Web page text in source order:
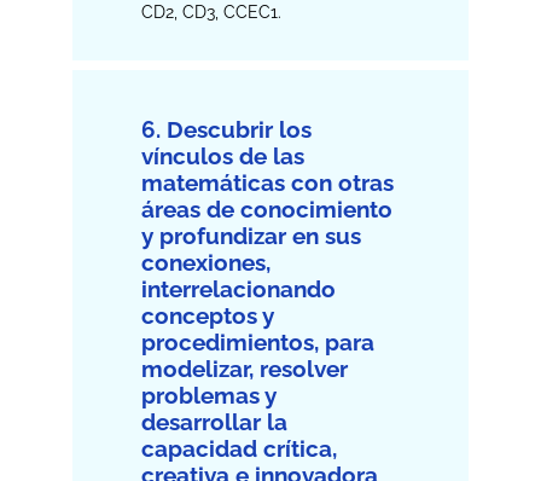
CD2, CD3, CCEC1.
6. Descubrir los
vínculos de las
matemáticas con otras
áreas de conocimiento
y profundizar en sus
conexiones,
interrelacionando
conceptos y
procedimientos, para
modelizar, resolver
problemas y
desarrollar la
capacidad crítica,
creativa e innovadora